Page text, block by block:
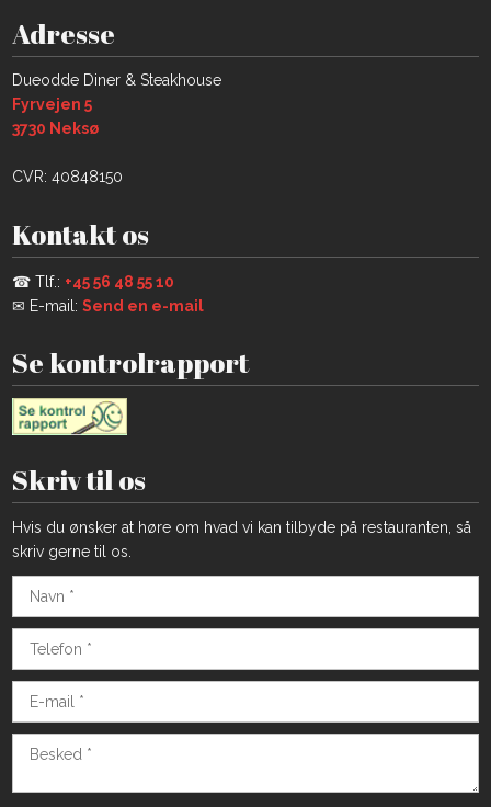
Adresse
​Dueodde Diner & Steakhouse
Fyrvejen 5
​3730 Neksø​​
CVR: 40848150
Kontakt os
☎ Tlf.: +45 56 48 55 10​
✉ E-mail: Send en e-mail
Se kontrolrapport
Skriv til os
Hvis du ønsker at høre om hvad vi kan tilbyde på restauranten, så
skriv gerne til os.